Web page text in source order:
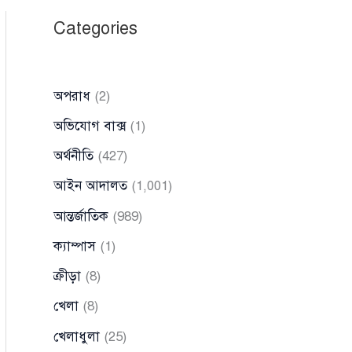
Categories
অপরাধ (2)
অভিযোগ বাক্স(1)
অর্থনীতি(427)
আইন আদালত(1,001)
আন্তর্জাতিক (989)
ক্যাম্পাস (1)
ক্রীড়া (8)
খেলা (8)
খেলাধুলা (25)